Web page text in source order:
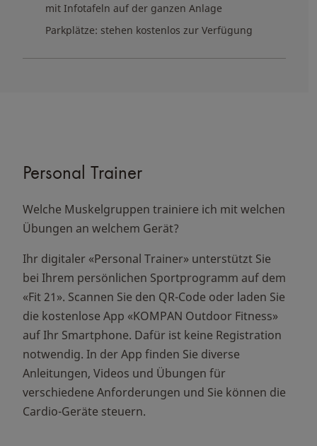
mit Infotafeln auf der ganzen Anlage
Parkplätze: stehen kostenlos zur Verfügung
Personal Trainer
Welche Muskelgruppen trainiere ich mit welchen
Übungen an welchem Gerät?
Ihr digitaler «Personal Trainer» unterstützt Sie
bei Ihrem persönlichen Sportprogramm auf dem
«Fit 21». Scannen Sie den QR-Code oder laden Sie
die kostenlose App «KOMPAN Outdoor Fitness»
auf Ihr Smartphone. Dafür ist keine Registration
notwendig. In der App finden Sie diverse
Anleitungen, Videos und Übungen für
verschiedene Anforderungen und Sie können die
Cardio-Geräte steuern.